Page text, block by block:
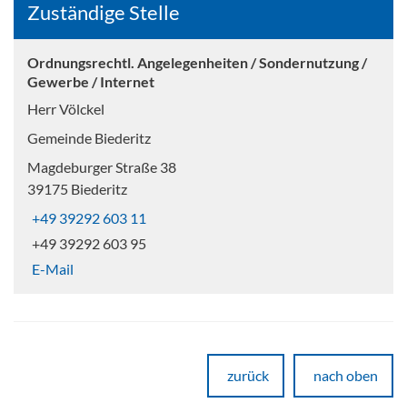
Zuständige Stelle
Ordnungsrechtl. Angelegenheiten / Sondernutzung /
Gewerbe / Internet
Herr Völckel
Gemeinde Biederitz
Magdeburger Straße 38
39175 Biederitz
+49 39292 603 11
+49 39292 603 95
E-Mail
zurück nach oben